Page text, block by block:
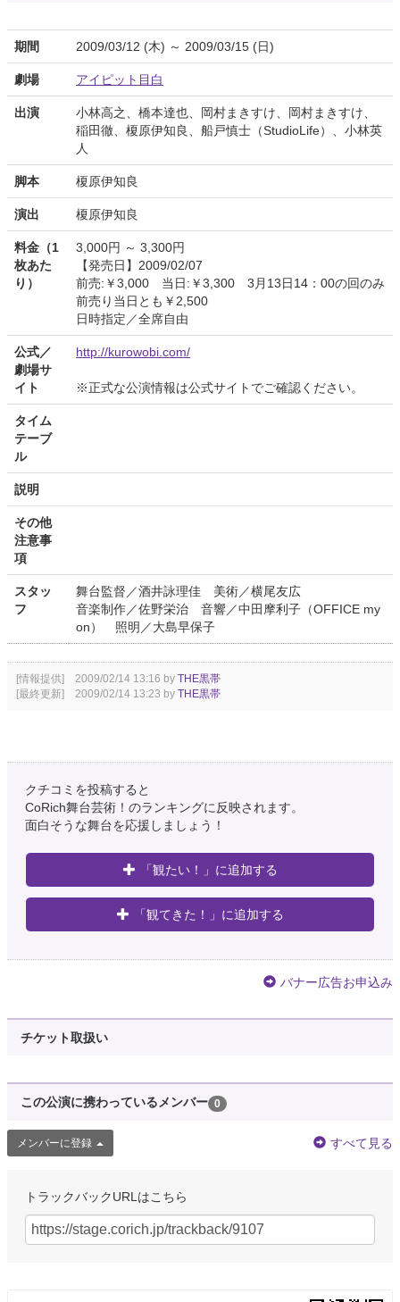
期間 2009/03/12 (木) ～ 2009/03/15 (日)
劇場 アイピット目白
出演
小林高之、橋本達也、岡村まきすけ、岡村まきすけ、
稲田徹、榎原伊知良、船戸慎士（StudioLife）、小林英
人
脚本 榎原伊知良
演出 榎原伊知良
料金（1
枚あた
り）
3,000円 ～ 3,300円
【発売日】2009/02/07
前売:￥3,000 当日:￥3,300 3月13日14：00の回のみ
前売り当日とも￥2,500
日時指定／全席自由
公式／
劇場サ
イト
http://kurowobi.com/
※正式な公演情報は公式サイトでご確認ください。
タイム
テーブ
ル
説明
その他
注意事
項
スタッ
フ
舞台監督／酒井詠理佳 美術／横尾友広
音楽制作／佐野栄治 音響／中田摩利子（OFFICE my
on） 照明／大島早保子
[情報提供] 2009/02/14 13:16 by THE黒帯
[最終更新] 2009/02/14 13:23 by THE黒帯
クチコミを投稿すると
CoRich舞台芸術！のランキングに反映されます。
面白そうな舞台を応援しましょう！
「観たい！」に追加する
「観てきた！」に追加する
バナー広告お申込み
チケット取扱い
この公演に携わっているメンバー 0
メンバーに登録 すべて見る
トラックバックURLはこちら